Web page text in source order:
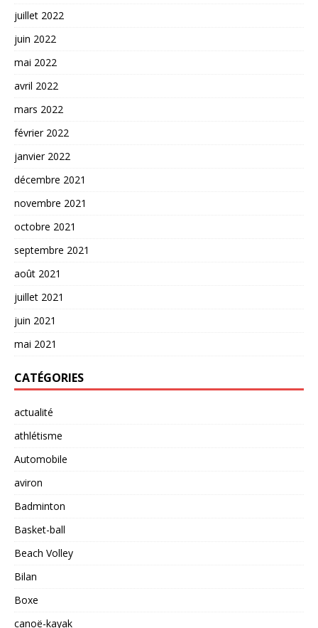
juillet 2022
juin 2022
mai 2022
avril 2022
mars 2022
février 2022
janvier 2022
décembre 2021
novembre 2021
octobre 2021
septembre 2021
août 2021
juillet 2021
juin 2021
mai 2021
CATÉGORIES
actualité
athlétisme
Automobile
aviron
Badminton
Basket-ball
Beach Volley
Bilan
Boxe
canoë-kayak